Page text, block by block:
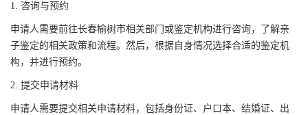
1. 咨询与预约
申请人需要前往长春榆树市相关部门或鉴定机构进行咨询，了解亲
子鉴定的相关政策和流程。然后，根据自身情况选择合适的鉴定机
构，并进行预约。
2. 提交申请材料
申请人需要提交相关申请材料，包括身份证、户口本、结婚证、出